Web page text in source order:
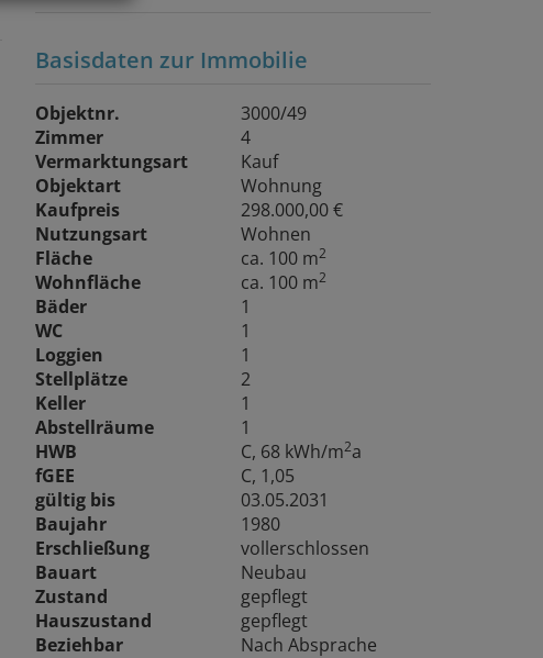
Basisdaten zur Immobilie
Objektnr.
3000/49
Zimmer
4
Vermarktungsart
Kauf
Objektart
Wohnung
Kaufpreis
298.000,00 €
Nutzungsart
Wohnen
Fläche
ca. 100 m2
Wohnfläche ca. 100 m2
Bäder
1
WC
1
Loggien
1
Stellplätze
2
Keller
1
Abstellräume
1
HWB
C, 68 kWh/m2a
fGEE
C, 1,05
gültig bis
03.05.2031
Baujahr
1980
Erschließung
vollerschlossen
Bauart
Neubau
Zustand
gepflegt
Hauszustand
gepflegt
Beziehbar
Nach Absprache